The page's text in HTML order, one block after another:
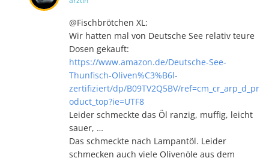
@Fischbrötchen XL:
Wir hatten mal von Deutsche See relativ teure
Dosen gekauft:
https://www.amazon.de/Deutsche-See-
Thunfisch-Oliven%C3%B6l-
zertifiziert/dp/B09TV2Q5BV/ref=cm_cr_arp_d_pr
oduct_top?ie=UTF8
Leider schmeckte das Öl ranzig, muffig, leicht
sauer, …
Das schmeckte nach Lampantöl. Leider
schmecken auch viele Olivenöle aus dem